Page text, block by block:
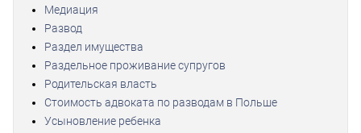
Медиация
Развод
Раздел имущества
Раздельное проживание супругов
Родительская власть
Стоимость адвоката по разводам в Польше
Усыновление ребенка